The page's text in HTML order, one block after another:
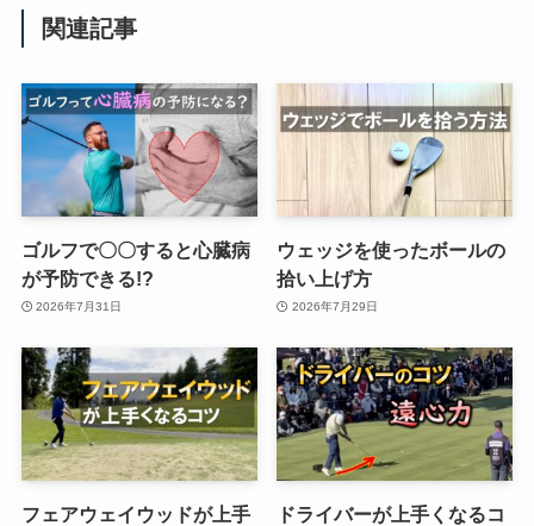
関連記事
ゴルフで〇〇すると心臓病
が予防できる!?
2026年7月31日
ウェッジを使ったボールの
拾い上げ方
2026年7月29日
フェアウェイウッドが上手
ドライバーが上手くなるコ